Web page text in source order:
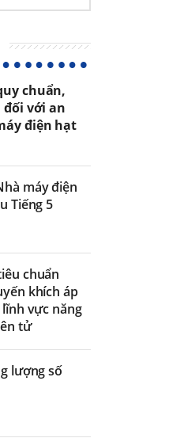
chuẩn,
với an
điện hạt
máy điện
Tiếng 5
chuẩn
khích áp
vực năng
tử
lượng số